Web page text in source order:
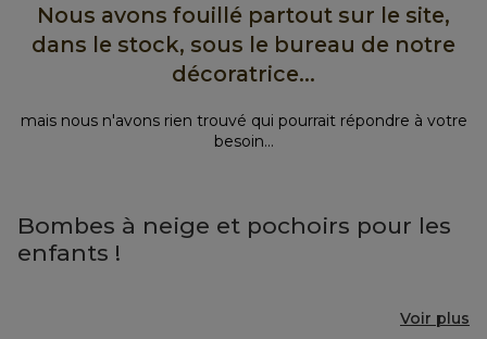
Nous avons fouillé partout sur le site,
dans le stock, sous le bureau de notre
décoratrice...
mais nous n'avons rien trouvé qui pourrait répondre à votre
besoin...
Bombes à neige et pochoirs pour les
enfants !
Voir plus